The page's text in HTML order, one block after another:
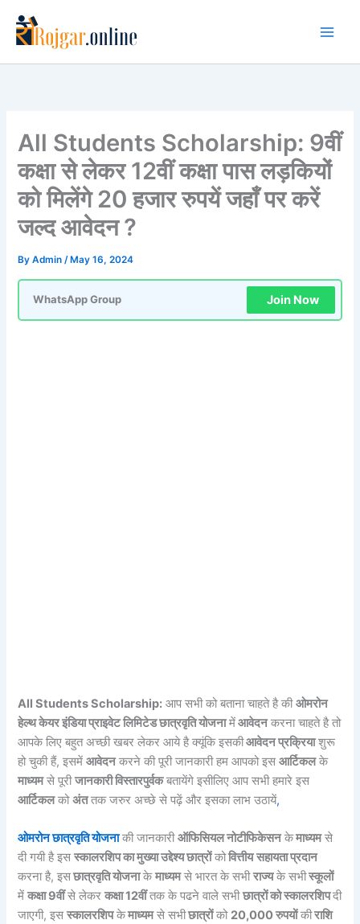
content
All Students Scholarship: 9वीं
कक्षा से लेकर 12वीं कक्षा पास लड़कियों
को मिलेंगे 20 हजार रुपयें जहाँ पर करें
जल्द आवेदन ?
ByAdmin/ May 16, 2024
WhatsApp Group Join Now
All Students Scholarship: आप सभी को बताना चाहते है कीओमरोन
हेल्थ केयर इंडिया प्राइवेट लिमिटेड छात्रवृति योजनामेंआवेदनकरना चाहते है तो
आपके लिए बहुत अच्छी खबर लेकर आये है क्यूंकि इसकीआवेदन प्रक्रियाशुरू
हो चुकी हैं, इसमेंआवेदनकरने की पूरी जानकारी हम आपको इसआर्टिकलके
माध्यमसे पूरीजानकारी विस्तारपुर्वकबतायेंगे इसीलिए आप सभी हमारे इस
आर्टिकलकोअंततक जरुर अच्छे से पढ़ें और इसका लाभ उठायें,
ओमरोन छात्रवृति योजना की जानकारीऑफिसियल नोटीफिकेसनकेमाध्यमसे
दी गयी है इसस्कालरशिप का मुख्या उद्देश्य छात्रोंकोवित्तीय सहायता प्रदान
करना है, इसछात्रवृति योजनाकेमाध्यमसे भारत के सभीराज्यके सभीस्कूलों
मेंकक्षा 9वींसे लेकरकक्षा 12वींतक के पढने वाले सभीछात्रों को स्कालरशिपदी
जाएगी, इसस्कालरशिपकेमाध्यमसे सभीछात्रोंको 20,000 रुपयोंकीराशि